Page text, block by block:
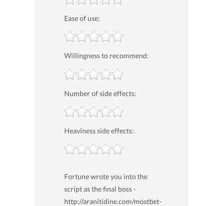
Ease of use:
Willingness to recommend:
Number of side effects:
Heaviness side effects:
Fortune wrote you into the
script as the final boss -
http://aranitidine.com/mostbet-